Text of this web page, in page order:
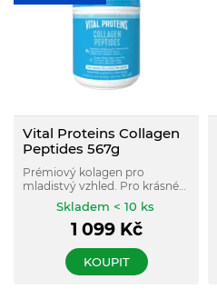
Vital Proteins Collagen
Peptides 567g
Prémiový kolagen pro
mladistvý vzhled. Pro krásné
vlasy, pleť a nehty, regeneraci
a výživu. 100% kolagenové
peptidy, které tělo lehce stráví
a vstřebáva.
Skladem < 10 ks
1 099Kč
KOUPIT